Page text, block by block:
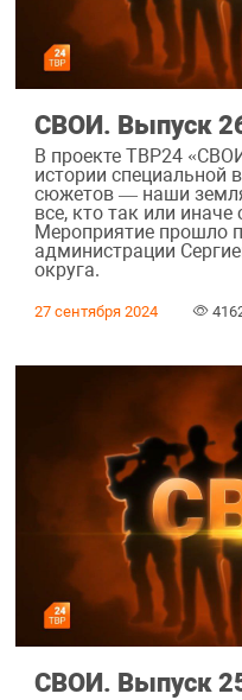
СВОИ. Выпуск
В проекте ТВР24
истории специальной
сюжетов — наши
все, кто так или
Мероприятие прошло
администрации
округа.
27 сентября 2024
СВОИ. Выпуск